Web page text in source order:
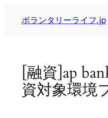
ボランタリーライフ.jp
[融資]ap
資対象環境